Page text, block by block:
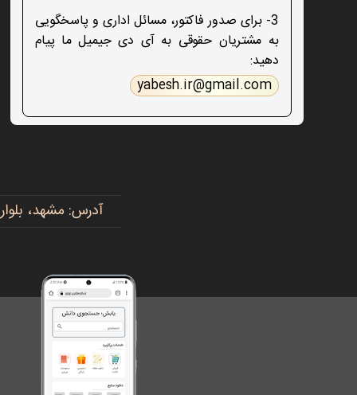
3- برای صدور فاکتور، مسائل اداری و پاسخگویی
به مشتریان حقوقی به آی دی جیمیل ما پیام
دهید:
yabesh.ir@gmail.com
آدرس: مشهد، بلوار پیروزی، پیروزی ۱۵، رضوی